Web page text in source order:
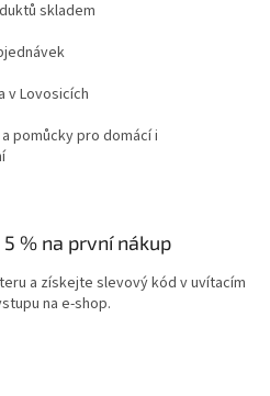
skladem
v Lovosicích
pomůcky pro domácí i
% na první nákup
a získejte slevový kód v uvítacím
na e-shop.